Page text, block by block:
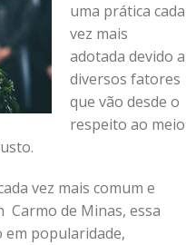
uma prática cada
vez mais
adotada devido a
diversos fatores
que vão desde o
respeito ao meio
vez mais comum e
Carmo de Minas, essa
em popularidade,